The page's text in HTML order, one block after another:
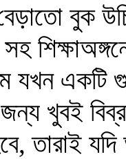
বুক
যখন একটি
খুবই
তারাই